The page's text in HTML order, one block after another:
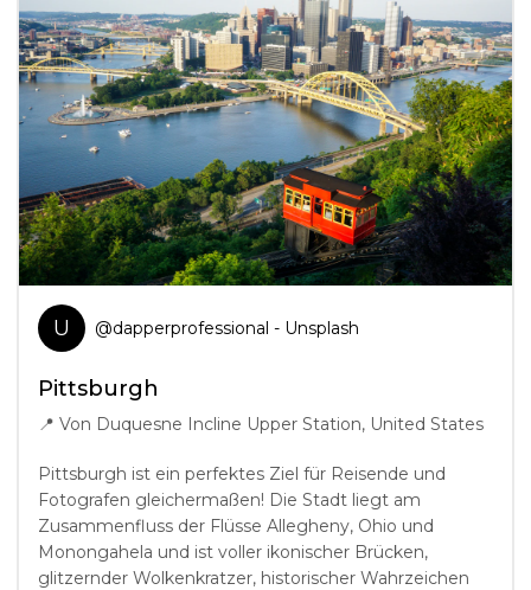
U @dapperprofessional - Unsplash
Pittsburgh
📍 Von Duquesne Incline Upper Station, United States
Pittsburgh ist ein perfektes Ziel für Reisende und
Fotografen gleichermaßen! Die Stadt liegt am
Zusammenfluss der Flüsse Allegheny, Ohio und
Monongahela und ist voller ikonischer Brücken,
glitzernder Wolkenkratzer, historischer Wahrzeichen